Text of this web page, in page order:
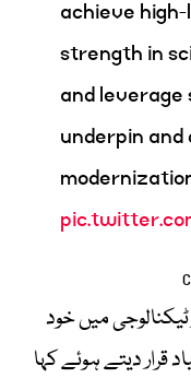
achieve
strength in
and
underpin and
میں خود
قرار دیتے ہوئے کہا